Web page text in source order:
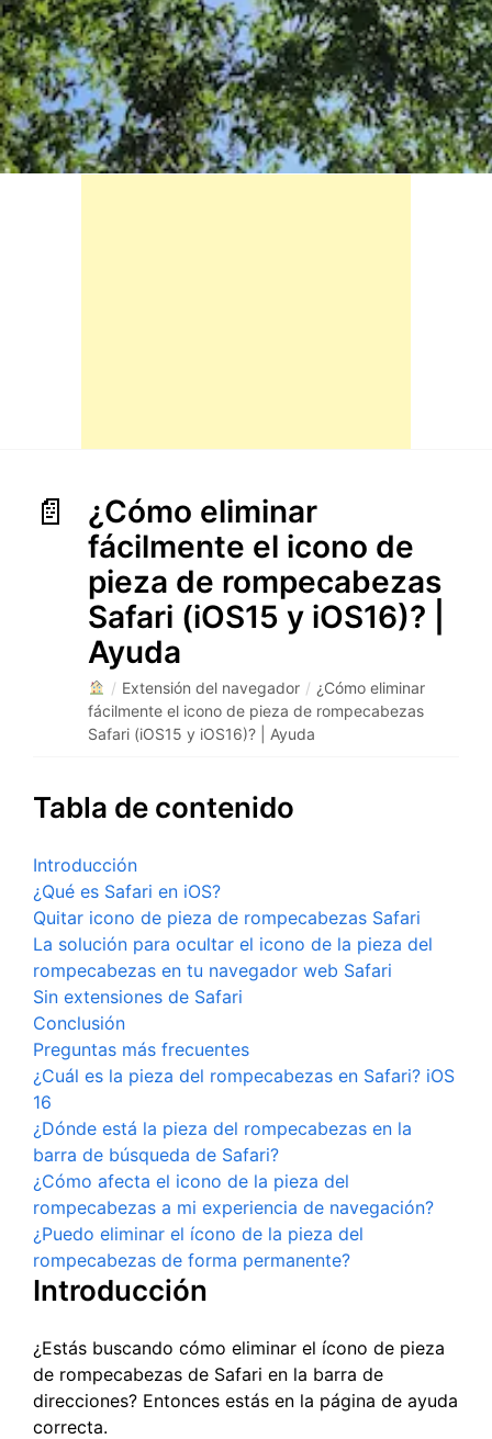
¿Cómo eliminar
fácilmente el icono de
pieza de rompecabezas
Safari (iOS15 y iOS16)? |
Ayuda
/ Extensión del navegador / ¿Cómo eliminar
fácilmente el icono de pieza de rompecabezas
Safari (iOS15 y iOS16)? | Ayuda
Tabla de contenido
Introducción
¿Qué es Safari en iOS?
Quitar icono de pieza de rompecabezas Safari
La solución para ocultar el icono de la pieza del
rompecabezas en tu navegador web Safari
Sin extensiones de Safari
Conclusión
Preguntas más frecuentes
¿Cuál es la pieza del rompecabezas en Safari? iOS
16
¿Dónde está la pieza del rompecabezas en la
barra de búsqueda de Safari?
¿Cómo afecta el icono de la pieza del
rompecabezas a mi experiencia de navegación?
¿Puedo eliminar el ícono de la pieza del
rompecabezas de forma permanente?
Introducción
¿Estás buscando cómo eliminar el ícono de pieza
de rompecabezas de Safari en la barra de
direcciones? Entonces estás en la página de ayuda
correcta.